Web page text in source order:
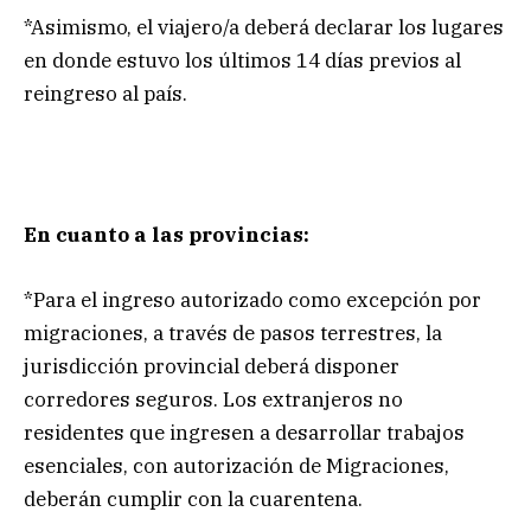
*Asimismo, el viajero/a deberá declarar los lugares
en donde estuvo los últimos 14 días previos al
reingreso al país.
En cuanto a las provincias:
*Para el ingreso autorizado como excepción por
migraciones, a través de pasos terrestres, la
jurisdicción provincial deberá disponer
corredores seguros. Los extranjeros no
residentes que ingresen a desarrollar trabajos
esenciales, con autorización de Migraciones,
deberán cumplir con la cuarentena.